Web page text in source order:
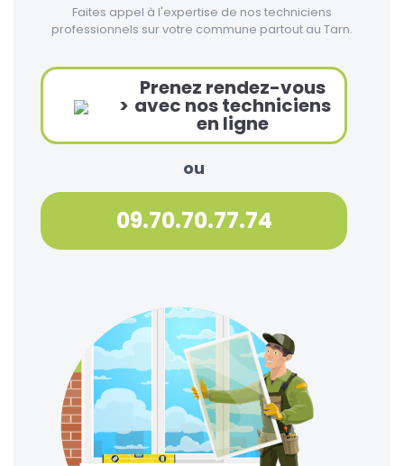
Faites appel à l'expertise de nos techniciens
professionnels sur votre commune partout au Tarn.
>
Prenez rendez-vous
avec nos techniciens
en ligne
ou
09.70.70.77.74